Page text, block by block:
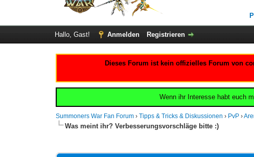
Hallo, Gast! Anmelden Registrieren
Dieses Forum ist kein offizielles Forum von
Wenn ihr Interesse habt euch
Summoners War Fan Forum ›Tipps & Tricks & Diskussionen › PvP ›
Was meint ihr? Verbesserungsvorschläge bitte :)